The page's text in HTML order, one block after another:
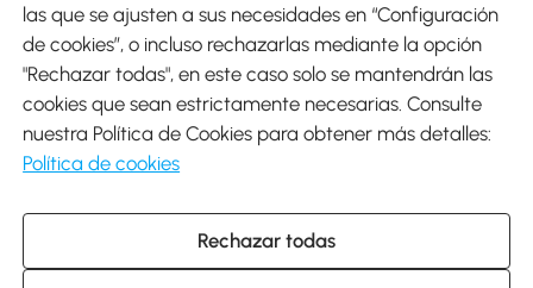
Descargar Aosom App
Google Play
931 29 45 12 (L-V de 8:30 a 17:30h)
atencioncliente@aosom.es
las que se ajusten a sus necesidades en “Configuración
de cookies”, o incluso rechazarlas mediante la opción
"Rechazar todas", en este caso solo se mantendrán las
cookies que sean estrictamente necesarias. Consulte
nuestra Política de Cookies para obtener más detalles:
Política de cookies
Rechazar todas